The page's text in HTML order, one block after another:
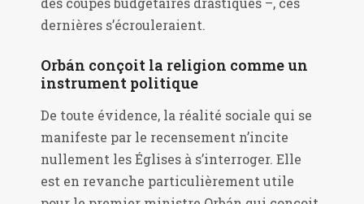
dernières s’écrouleraient.
Orbán conçoit la religion comme un
instrument politique
De toute évidence, la réalité sociale qui se
manifeste par le recensement n’incite
nullement les Églises à s’interroger. Elle
est en revanche particulièrement utile